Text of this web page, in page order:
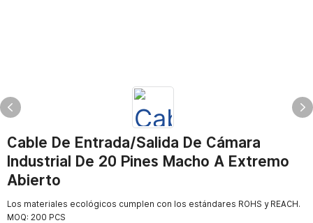
Cable De Entrada/salida De Cámara
Industrial De 20 Pines Macho A Extremo
Abierto
Los materiales ecológicos cumplen con los estándares ROHS y REACH.
MOQ: 200 PCS